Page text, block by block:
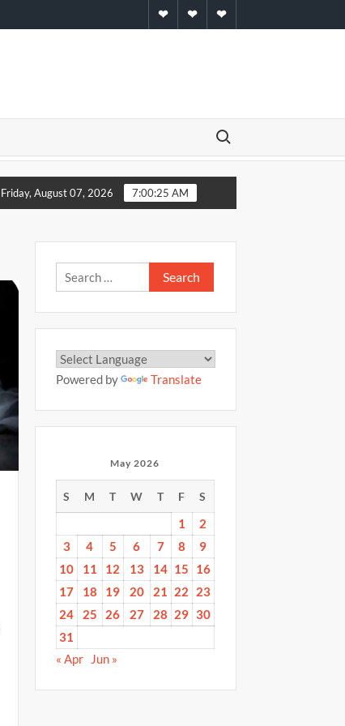
HomeAboutContact
Search for:
नशा मुक्ति शपथ कार्यक्रम में चिकित्सा प्रशिक्षणार्थियों ने निभाई हिस्सेदारी
Friday, August 07, 2026 7:00:26 AM
Search
for:
Powered by Translate
May 2026
S M T W T F S
1
2
3
4 5 6 7 8
9
10
11 12 13 14 15
16
17
18 19 20 21 22
23
24
25 26 27 28 29 30
31
« Apr
Jun »